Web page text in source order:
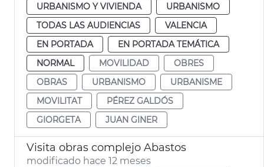
URBANISMO Y VIVIENDA
URBANISMO
TODAS LAS AUDIENCIAS
VALENCIA
EN PORTADA
EN PORTADA TEMÁTICA
NORMAL
MOVILIDAD
OBRES
OBRAS
URBANISMO
URBANISME
MOVILITAT
PÉREZ GALDÓS
GIORGETA
JUAN GINER
Visita obras complejo Abastos
modificado hace 12 meses